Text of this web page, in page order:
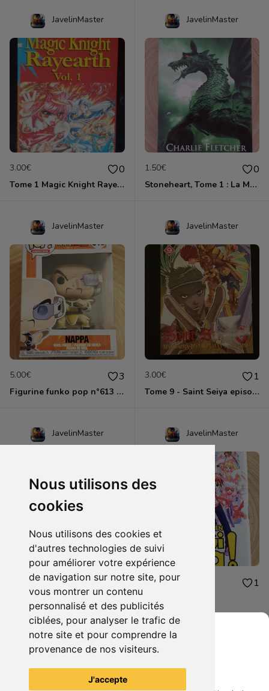
Nous utilisons des
cookies
Nous utilisons des cookies et
d'autres technologies de suivi
pour améliorer votre expérience
de navigation sur notre site, pour
vous montrer un contenu
personnalisé et des publicités
ciblées, pour analyser le trafic de
notre site et pour comprendre la
provenance de nos visiteurs.
J'accepte
JavelinMaster
3.00€ 0
Tome 1 Magic Knight Rayearth
JavelinMaster
1.50€ 0
Stoneheart, Tome 1 : La Malédiction de pierre
JavelinMaster
5.00€ 3
Figurine funko pop n°613 - Dragon ball z - Nappa
JavelinMaster
3.00€ 1
Tome 9 - Saint Seiya episode G
JavelinMaster
2.00€ 1
Negi ma tome 9
JavelinMaster
2.00€ 1
Voir tous les articles du vendeur
Grenier du Geek